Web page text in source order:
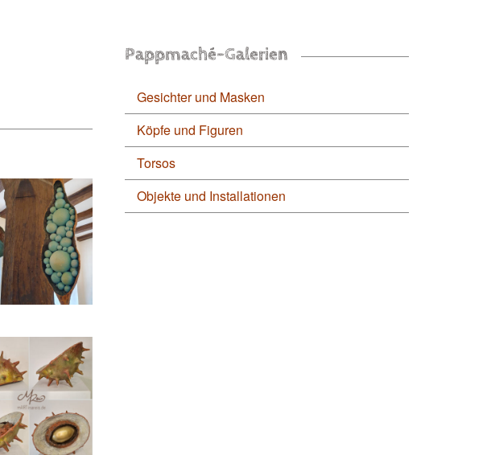
Pappmaché-Galerien
Gesichter und Masken
Köpfe und Figuren
Torsos
Objekte und Installationen